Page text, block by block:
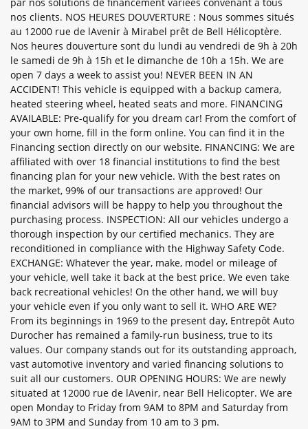
nos clients. NOS HEURES DOUVERTURE : Nous sommes situés
au 12000 rue de lAvenir à Mirabel prêt de Bell Hélicoptère.
Nos heures douverture sont du lundi au vendredi de 9h à 20h
le samedi de 9h à 15h et le dimanche de 10h a 15h. We are
open 7 days a week to assist you! NEVER BEEN IN AN
ACCIDENT! This vehicle is equipped with a backup camera,
heated steering wheel, heated seats and more. FINANCING
AVAILABLE: Pre-qualify for you dream car! From the comfort of
your own home, fill in the form online. You can find it in the
Financing section directly on our website. FINANCING: We are
affiliated with over 18 financial institutions to find the best
financing plan for your new vehicle. With the best rates on
the market, 99% of our transactions are approved! Our
financial advisors will be happy to help you throughout the
purchasing process. INSPECTION: All our vehicles undergo a
thorough inspection by our certified mechanics. They are
reconditioned in compliance with the Highway Safety Code.
EXCHANGE: Whatever the year, make, model or mileage of
your vehicle, well take it back at the best price. We even take
back recreational vehicles! On the other hand, we will buy
your vehicle even if you only want to sell it. WHO ARE WE?
From its beginnings in 1969 to the present day, Entrepôt Auto
Durocher has remained a family-run business, true to its
values. Our company stands out for its outstanding approach,
vast automotive inventory and varied financing solutions to
suit all our customers. OUR OPENING HOURS: We are newly
situated at 12000 rue de lAvenir, near Bell Helicopter. We are
open Monday to Friday from 9AM to 8PM and Saturday from
9AM to 3PM and Sunday from 10 am to 3 pm.